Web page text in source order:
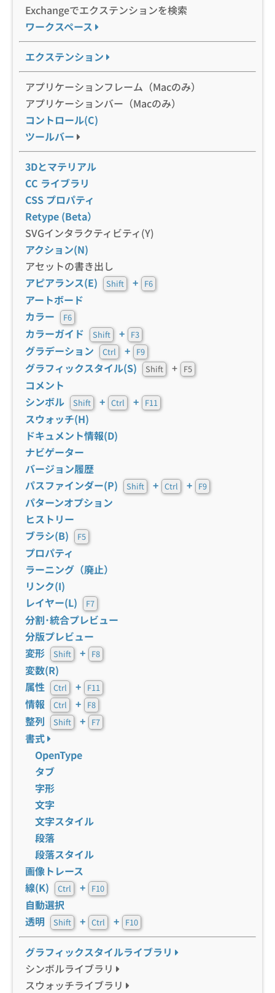
Exchangeでエクステンションを検索
ワークスペース
エクステンション
アプリケーションフレーム（Macのみ）
アプリケーションバー（Macのみ）
コントロール(C)
ツールバー
3Dとマテリアル
CC ライブラリ
CSS プロパティ
Retype (Beta）
SVGインタラクティビティ(Y)
アクション(N)
アセットの書き出し
アピアランス(E)
Shift + F6
アートボード
カラー
F6
カラーガイド Shift + F3
グラデーション Ctrl + F9
グラフィックスタイル(S) Shift + F5
コメント
シンボル
Shift + Ctrl + F11
スウォッチ(H)
ドキュメント情報(D)
ナビゲーター
バージョン履歴
パスファインダー(P)
Shift + Ctrl + F9
パターンオプション
ヒストリー
ブラシ(B)
F5
プロパティ
ラーニング（廃止）
リンク(I)
レイヤー(L)
F7
分割･統合プレビュー
分版プレビュー
変形
Shift + F8
変数(R)
属性
Ctrl + F11
情報 Ctrl + F8
整列 Shift + F7
書式
OpenType
タブ
字形
文字
文字スタイル
段落
段落スタイル
画像トレース
線(K)
Ctrl + F10
自動選択
透明
Shift + Ctrl + F10
グラフィックスタイルライブラリ
シンボルライブラリ
スウォッチライブラリ